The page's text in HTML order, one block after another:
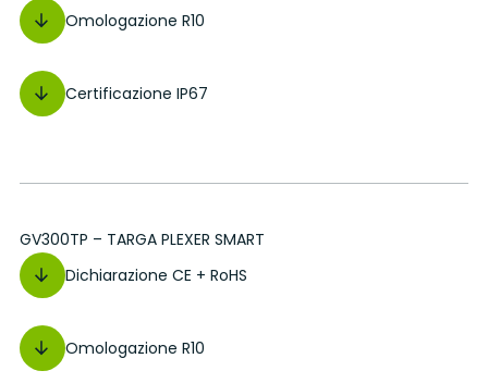
Omologazione R10
Certificazione IP67
GV300TP – TARGA PLEXER SMART
Dichiarazione CE + RoHS
Omologazione R10